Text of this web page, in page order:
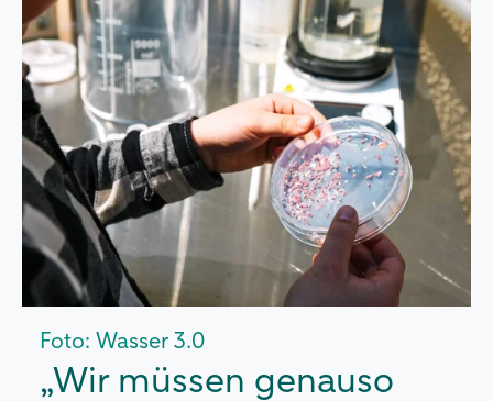
Foto: Wasser 3.0
„Wir müssen genauso